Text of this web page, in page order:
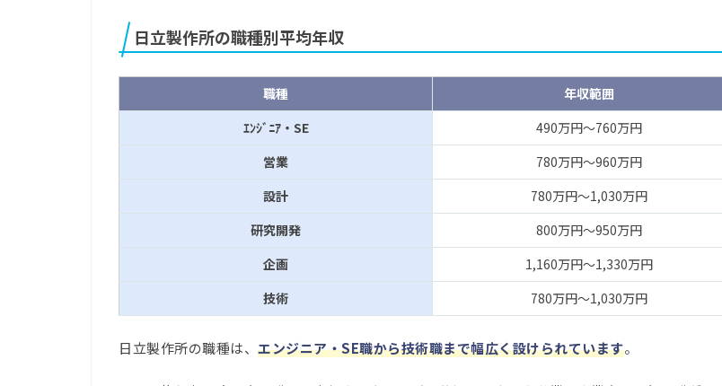
日立製作所の職種別平均年収
職種
年収範囲
ｴﾝｼﾞﾆｱ・SE
490万円～760万円
営業
780万円～960万円
設計
780万円～1,030万円
研究開発
800万円～950万円
企画
1,160万円～1,330万円
技術
780万円～1,030万円
日立製作所の職種は、 エンジニア・SE職から技術職まで幅広く設けられています。